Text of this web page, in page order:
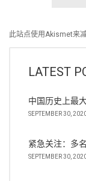
此站点使用Akismet来
LATEST
中国历史上最
SEPTEMBER 30,
紧急关注：多
SEPTEMBER 30,